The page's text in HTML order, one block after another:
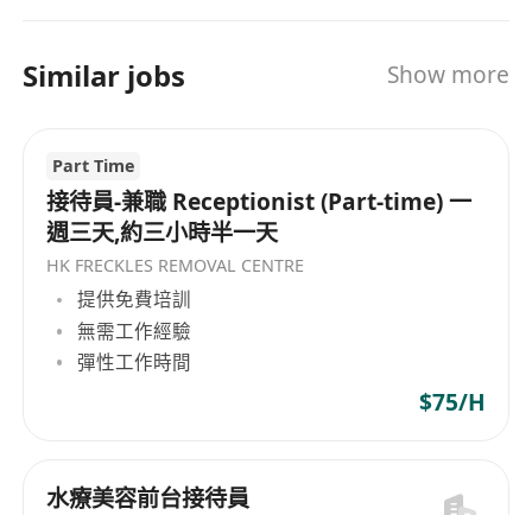
療程 以及多項醫學美容儀器 我們不認為最昂貴的療
誇大效果，不過度推銷，只建議真正適合的療程。
安全 嚴格按照療程程序操作，重視每一位顧客的皮
膚反應及療程安全。 效果 根據皮膚實際改善情況調
整療程，而非固定療程模式，務求讓每位顧客獲得
更理想的改善效果。 十九年來，我們一直相信，真
正值得顧客信任的，不只是先進的儀器，而是專業
判斷、豐富經驗，以及對每位顧客始終如一的責任
Similar jobs Show more
Part Time
接待員-兼職 Receptionist (Part-time) 一
週三天,約三小時半一天
HK FRECKLES REMOVAL CENTRE
提供免費培訓
無需工作經驗
彈性工作時間
$75/H
水療美容前台接待員